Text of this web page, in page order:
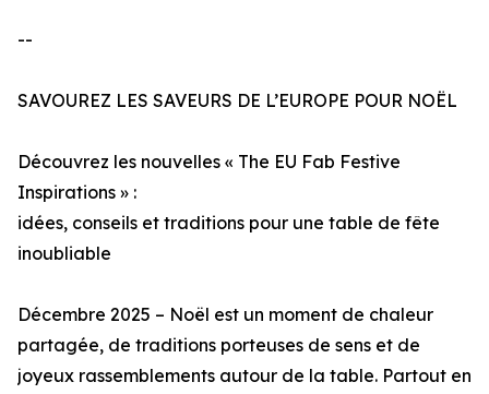
--
SAVOUREZ LES SAVEURS DE L’EUROPE POUR NOËL
Découvrez les nouvelles « The EU Fab Festive
Inspirations » :
idées, conseils et traditions pour une table de fête
inoubliable
Décembre 2025 – Noël est un moment de chaleur
partagée, de traditions porteuses de sens et de
joyeux rassemblements autour de la table. Partout en